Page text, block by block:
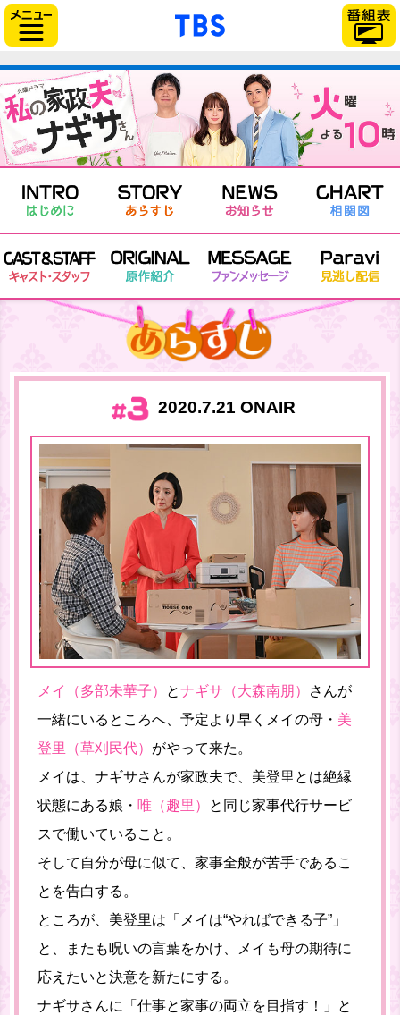
「TBSテレビ」トップ
2020.7.21 ONAIR
メイ（多部未華子） とナギサ（大森南朋）
さんが
一緒にいるところへ、予定より早くメイの母・ 美
登里（草刈民代） がやって来た。
メイは、ナギサさんが家政夫で、美登里とは絶縁
状態にある娘・ 唯（趣里）
と同じ家事代行サービ
スで働いていること。
そして自分が母に似て、家事全般が苦手であるこ
とを告白する。
ところが、美登里は「メイは“やればできる子”」
と、またも呪いの言葉をかけ、メイも母の期待に
応えたいと決意を新たにする。
ナギサさんに「仕事と家事の両立を目指す！」と